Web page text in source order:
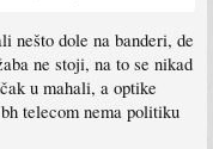
nešto dole na banderi, de
ne stoji, na to se nikad
u mahali, a optike
telecom nema politiku